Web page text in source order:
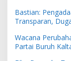
Bastian:
Transparan,
Wacana
Partai Buruh